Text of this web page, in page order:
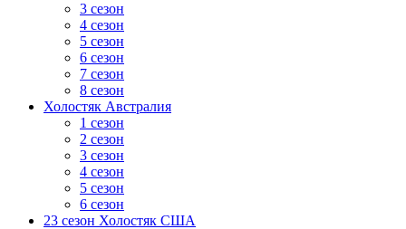
3 сезон
4 сезон
5 сезон
6 сезон
7 сезон
8 сезон
Холостяк Австралия
1 сезон
2 сезон
3 сезон
4 сезон
5 сезон
6 сезон
23 сезон Холостяк США